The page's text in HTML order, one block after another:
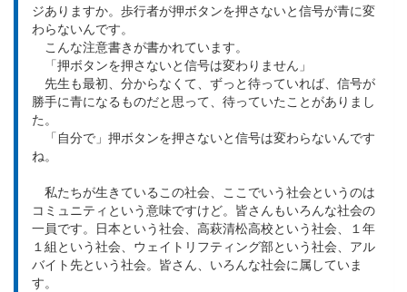
ジありますか。歩行者が押ボタンを押さないと信号が青に変
わらないんです。
こんな注意書きが書かれています。
「押ボタンを押さないと信号は変わりません」
先生も最初、分からなくて、ずっと待っていれば、信号が
勝手に青になるものだと思って、待っていたことがありまし
た。
「自分で」押ボタンを押さないと信号は変わらないんです
ね。
私たちが生きているこの社会、ここでいう社会というのは
コミュニティという意味ですけど。皆さんもいろんな社会の
一員です。日本という社会、高萩清松高校という社会、１年
１組という社会、ウェイトリフティング部という社会、アル
バイト先という社会。皆さん、いろんな社会に属していま
す。